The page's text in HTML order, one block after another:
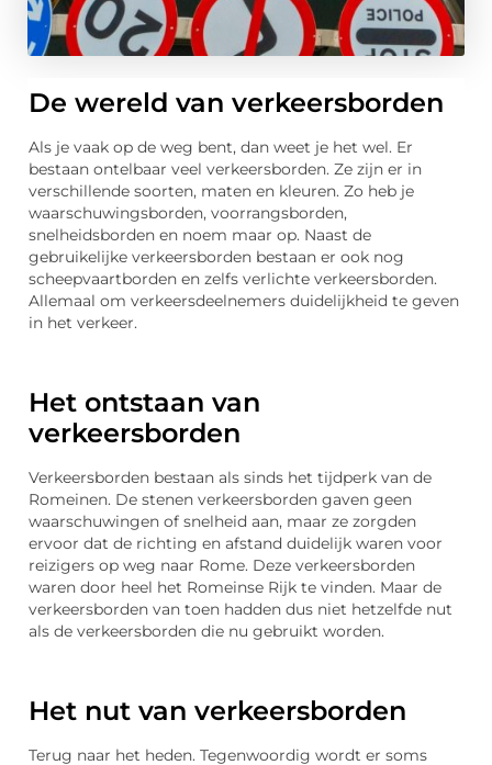
De wereld van verkeersborden
Als je vaak op de weg bent, dan weet je het wel. Er
bestaan ontelbaar veel verkeersborden. Ze zijn er in
verschillende soorten, maten en kleuren. Zo heb je
waarschuwingsborden, voorrangsborden,
snelheidsborden en noem maar op. Naast de
gebruikelijke verkeersborden bestaan er ook nog
scheepvaartborden en zelfs verlichte verkeersborden.
Allemaal om verkeersdeelnemers duidelijkheid te geven
in het verkeer.
Het ontstaan van
verkeersborden
Verkeersborden bestaan als sinds het tijdperk van de
Romeinen. De stenen verkeersborden gaven geen
waarschuwingen of snelheid aan, maar ze zorgden
ervoor dat de richting en afstand duidelijk waren voor
reizigers op weg naar Rome. Deze verkeersborden
waren door heel het Romeinse Rijk te vinden. Maar de
verkeersborden van toen hadden dus niet hetzelfde nut
als de verkeersborden die nu gebruikt worden.
Het nut van verkeersborden
Terug naar het heden. Tegenwoordig wordt er soms